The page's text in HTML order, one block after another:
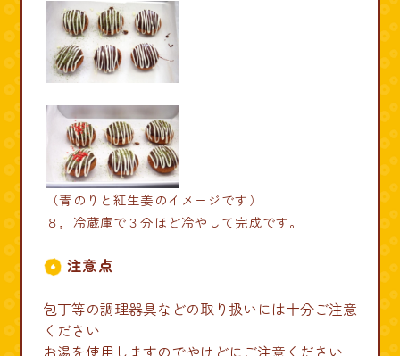
（青のりと紅生姜のイメージです）
８，冷蔵庫で３分ほど冷やして完成です。
注意点
包丁等の調理器具などの取り扱いには十分ご注意
ください
お湯を使用しますのでやけどにご注意ください